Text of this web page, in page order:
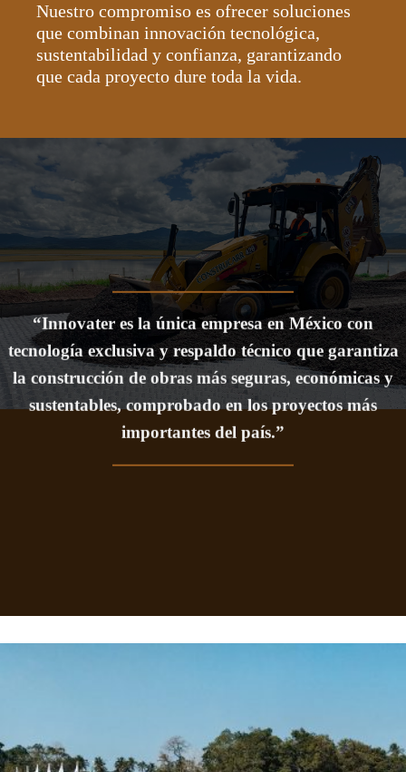
Nuestro compromiso es ofrecer soluciones
que combinan innovación tecnológica,
sustentabilidad y confianza, garantizando
que cada proyecto dure toda la vida.
“Innovater es la única empresa en México con
tecnología exclusiva y respaldo técnico que garantiza
la construcción de obras más seguras, económicas y
sustentables, comprobado en los proyectos más
importantes del país.”